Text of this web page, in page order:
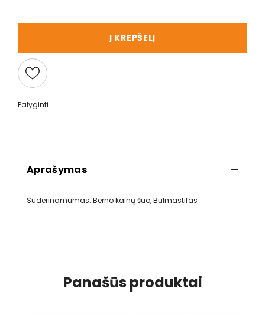
Į KREPŠELĮ
Palyginti
Aprašymas
Suderinamumas: Berno kalnų šuo, Bulmastifas
Panašūs produktai